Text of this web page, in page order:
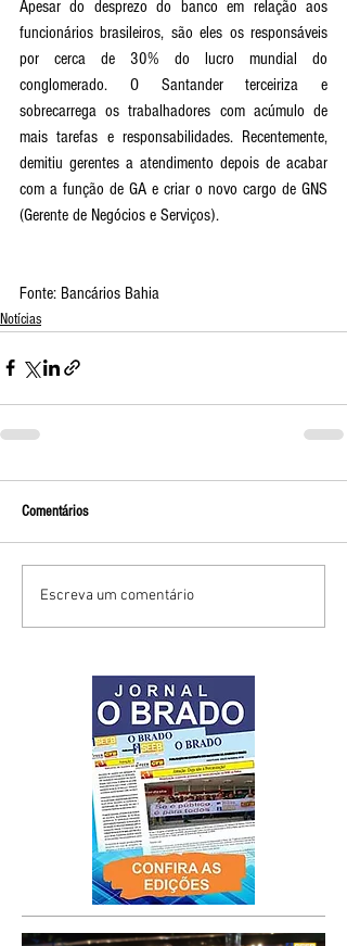
Apesar do desprezo do banco em relação aos
funcionários brasileiros, são eles os responsáveis
por cerca de 30% do lucro mundial do
conglomerado. O Santander terceiriza e
sobrecarrega os trabalhadores com acúmulo de
mais tarefas e responsabilidades. Recentemente,
demitiu gerentes a atendimento depois de acabar
com a função de GA e criar o novo cargo de GNS
(Gerente de Negócios e Serviços).
Fonte: Bancários Bahia
Notícias
Comentários
Escreva um comentário